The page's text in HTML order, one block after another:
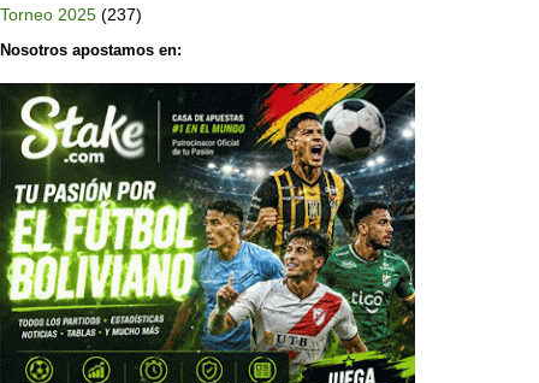
Torneo 2025 (237)
Nosotros apostamos en: